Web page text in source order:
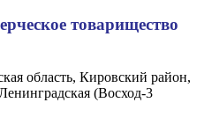
товарищество
область, Кировский район,
(Восход-3